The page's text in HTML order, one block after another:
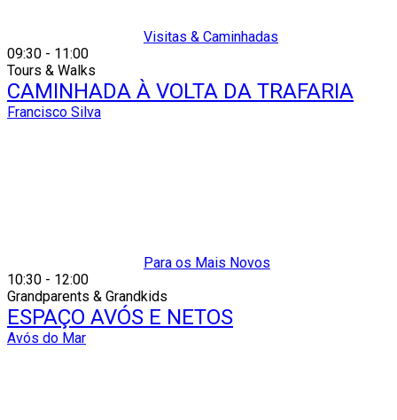
Visitas & Caminhadas
09:30 - 11:00
Tours & Walks
CAMINHADA À VOLTA DA TRAFARIA
Francisco Silva
Para os Mais Novos
10:30 - 12:00
Grandparents & Grandkids
ESPAÇO AVÓS E NETOS
Avós do Mar